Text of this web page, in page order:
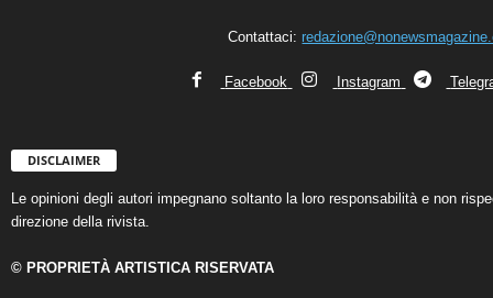
Contattaci:
Facebook Instagram
DISCLAIMER
Le opinioni degli autori impegnano soltanto la loro responsabilità e non
direzione della rivista.
© PROPRIETÀ ARTISTICA RISERVATA